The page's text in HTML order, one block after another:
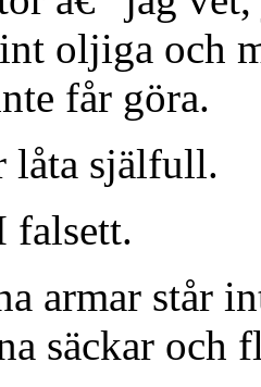
oljiga och
får göra.
låta själfull.
falsett.
armar står
säckar och